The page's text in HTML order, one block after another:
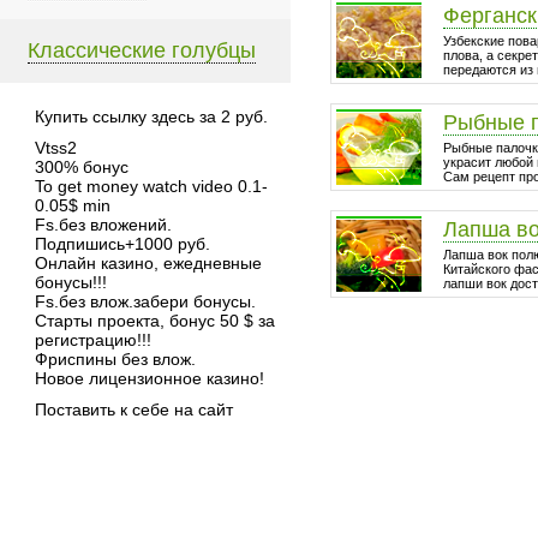
Классические голубцы
Купить ссылку здесь за 2 руб.
Vtss2
300% бонус
To get money watch video 0.1-
0.05$ min
Fs.без вложений.
Подпишись+1000 руб.
Онлайн казино, ежедневные
бонусы!!!
Fs.без влож.забери бонусы.
Старты проекта, бонус 50 $ за
регистрацию!!!
Фриспины без влож.
Новое лицензионное казино!
Поставить к себе на сайт
Узбекские
плова, а
передаются из
Рыбные
Рыбные
украсит любой
Сам рецепт
Лапша
Лапша вок
Китайского
лапши вок